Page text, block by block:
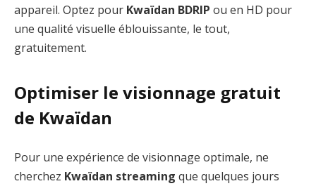
appareil. Optez pour Kwaïdan BDRIP ou en HD pour
une qualité visuelle éblouissante, le tout,
gratuitement.
Optimiser le visionnage gratuit
de Kwaïdan
Pour une expérience de visionnage optimale, ne
cherchez Kwaïdan streaming que quelques jours